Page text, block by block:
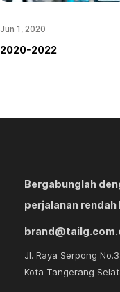
Jun 1, 2020
2020-2022
Bergabunglah
perjalanan
Jl. Raya Serpong
Kota Tangerang